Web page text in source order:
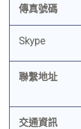
傳真號碼
Skype
聯繫地址
交通資訊